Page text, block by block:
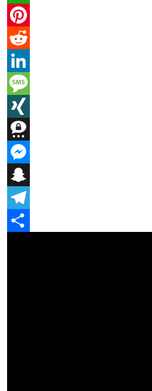
WhatsApp
Pinterest
Reddit
LinkedIn
Message
XING
Threema
Messenger
Snapchat
Telegram